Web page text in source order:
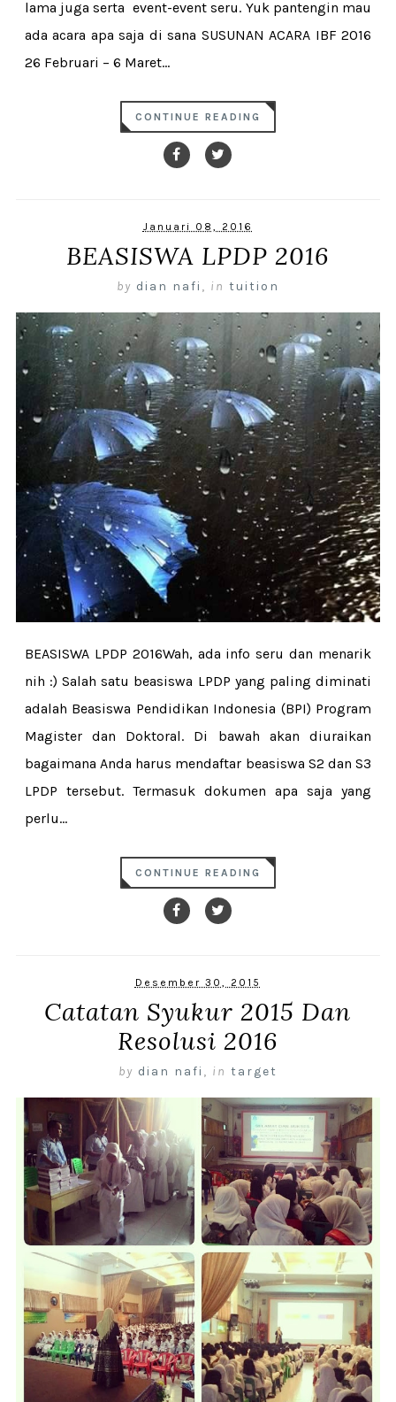
lama juga serta event-event seru. Yuk pantengin mau
ada acara apa saja di sana SUSUNAN ACARA IBF 2016
26 Februari – 6 Maret...
CONTINUE READING
Januari 08, 2016
BEASISWA LPDP 2016
by dian nafi , in tuition
BEASISWA LPDP 2016Wah, ada info seru dan menarik
nih :) Salah satu beasiswa LPDP yang paling diminati
adalah Beasiswa Pendidikan Indonesia (BPI) Program
Magister dan Doktoral. Di bawah akan diuraikan
bagaimana Anda harus mendaftar beasiswa S2 dan S3
LPDP tersebut. Termasuk dokumen apa saja yang
perlu...
CONTINUE READING
Desember 30, 2015
Catatan Syukur 2015 Dan
Resolusi 2016
by dian nafi , in target